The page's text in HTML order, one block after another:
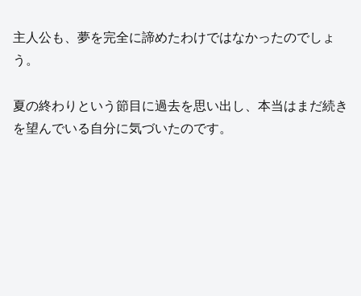
主人公も、夢を完全に諦めたわけではなかったのでしょ
う。
夏の終わりという節目に過去を思い出し、本当はまだ続き
を望んでいる自分に気づいたのです。